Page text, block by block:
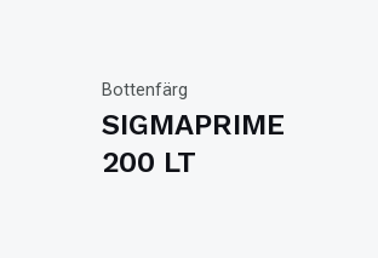
Bottenfärg
SIGMAPRIME
200 LT